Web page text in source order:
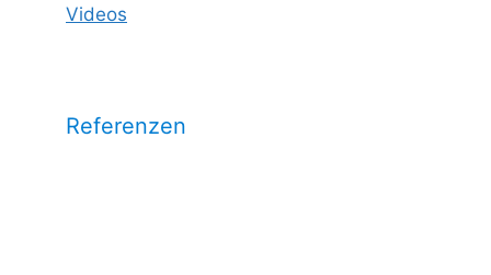
Videos
Referenzen